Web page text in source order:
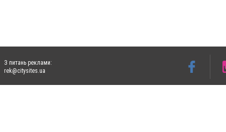
З питань реклами:
rek@citysites.ua